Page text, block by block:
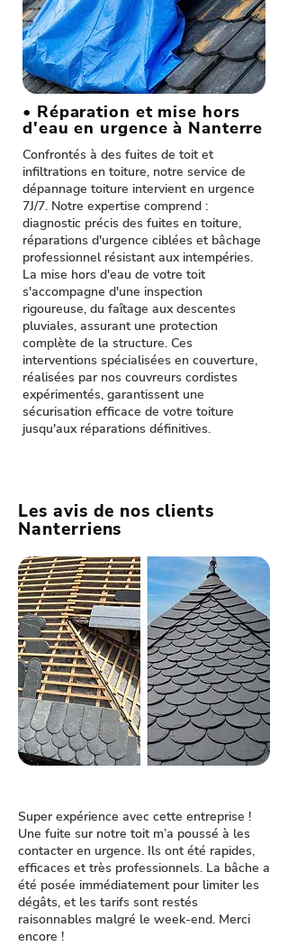
• Réparation et mise hors
d'eau en urgence à Nanterre
Confrontés à des fuites de toit et
infiltrations en toiture, notre service de
dépannage toiture intervient en urgence
7J/7. Notre expertise comprend :
diagnostic précis des fuites en toiture,
réparations d'urgence ciblées et bâchage
professionnel résistant aux intempéries.
La mise hors d'eau de votre toit
s'accompagne d'une inspection
rigoureuse, du faîtage aux descentes
pluviales, assurant une protection
complète de la structure. Ces
interventions spécialisées en couverture,
réalisées par nos couvreurs cordistes
expérimentés, garantissent une
sécurisation efficace de votre toiture
jusqu'aux réparations définitives.
Les avis de nos clients
Nanterriens
Super expérience avec cette entreprise !
Une fuite sur notre toit m’a poussé à les
contacter en urgence. Ils ont été rapides,
efficaces et très professionnels. La bâche a
été posée immédiatement pour limiter les
dégâts, et les tarifs sont restés
raisonnables malgré le week-end. Merci
encore !